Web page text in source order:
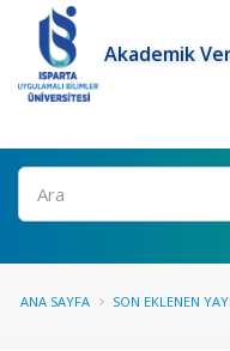
Akademik
Ara
ANA SAYFA SON EKLENEN